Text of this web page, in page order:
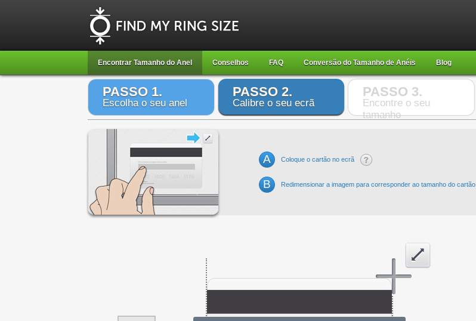
Encontrar Tamanho do Anel Conselhos FAQ Conversão do Tamanho de Anéis Blog
PASSO 1.
Escolha o seu anel
PASSO 2.
Calibre o seu ecrã
PASSO 3.
Encontre o seu
tamanho
A Coloque o cartão no ecrã
B Redimensionar a imagem para corresponder ao tamanho do cartão.